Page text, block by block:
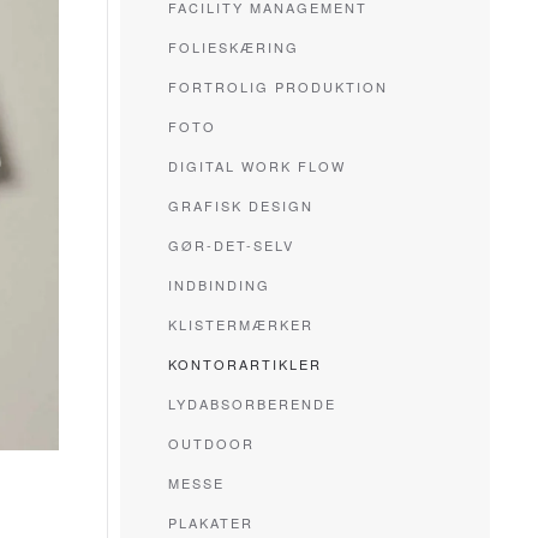
FACILITY MANAGEMENT
FOLIESKÆRING
FORTROLIG PRODUKTION
FOTO
DIGITAL WORK FLOW
GRAFISK DESIGN
GØR-DET-SELV
INDBINDING
KLISTERMÆRKER
KONTORARTIKLER
LYDABSORBERENDE
OUTDOOR
MESSE
PLAKATER